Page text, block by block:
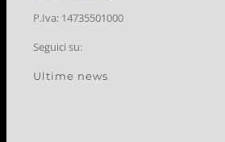
P.Iva: 14735501000
Seguici su:
Ultime news